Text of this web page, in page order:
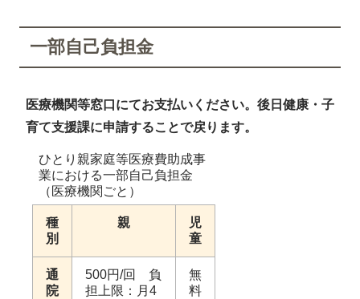
一部自己負担金
医療機関等窓口にてお支払いください。後日健康・子
育て支援課に申請することで戻ります。
ひとり親家庭等医療費助成事
業における一部自己負担金
（医療機関ごと）
種
別
親
児
童
通
院
500円/回 負
担上限：月4
無
料